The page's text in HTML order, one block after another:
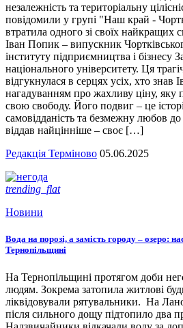
незалежність та територіальну
повідомили у групі "Наш край -
втратила одного зі своїх найкращих
Іван Попик – випускник
інституту підприємництва і бізнесу
національного університету. Ця
відгукнулася в серцях усіх, хто знав
нагадуванням про жахливу ціну, яку
свою свободу. Його подвиг – це
самовідданість та безмежну любов
віддав найцінніше – своє […]
Редакція Терміново 05.06.2025
trending_flat
Новини
Вода на порозі, а замість городу – озеро:
Тернопільщині
На Тернопільщині протягом доби
людям. Зокрема затопила житлові
ліквідовували рятувальники. На
після сильного дощу підтопило два